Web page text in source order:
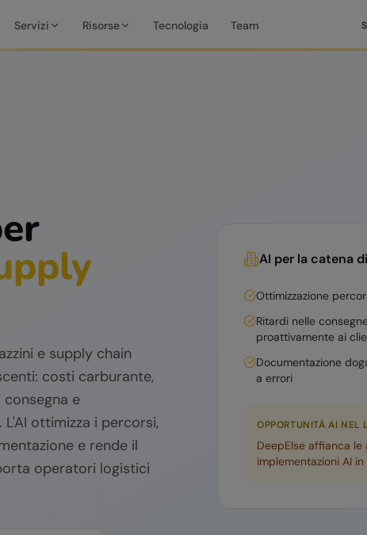
Servizi Risorse Tecnologia Team
e supply chain
costi carburante,
e
ottimizza i percorsi,
e rende il
operatori logistici
AI per la catena
Ottimizzazione
Ritardi nelle
proattivamente ai
Documentazione
a errori
OPPORTUNITÀ AI NEL
DeepElse affianca
implementazioni AI